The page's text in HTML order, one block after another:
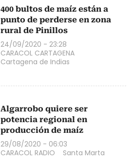
400 bultos de maíz están a
punto de perderse en zona
rural de Pinillos
24/09/2020 - 23:28
CARACOL CARTAGENA
Cartagena de Indias
Algarrobo quiere ser
potencia regional en
producción de maíz
29/08/2020 - 06:03
CARACOL RADIO
Santa Marta